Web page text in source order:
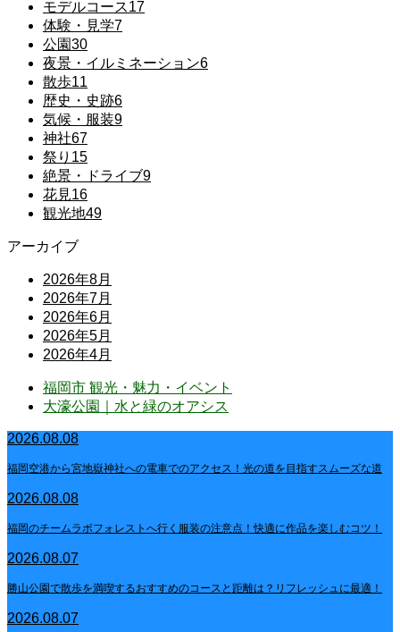
モデルコース17
体験・見学7
公園30
夜景・イルミネーション6
散歩11
歴史・史跡6
気候・服装9
神社67
祭り 15
絶景・ドライブ9
花見16
観光地49
アーカイブ
2026年8月
2026年7月
2026年6月
2026年5月
2026年4月
福岡市 観光・魅力・イベント
大濠公園｜水と緑のオアシス
2026.08.08
福岡空港から宮地嶽神社への電車でのアクセス！光の道を目指すスムーズな道
2026.08.08
福岡のチームラボフォレストへ行く服装の注意点！快適に作品を楽しむコツ！
2026.08.07
勝山公園で散歩を満喫するおすすめのコースと距離は？リフレッシュに最適！
2026.08.07